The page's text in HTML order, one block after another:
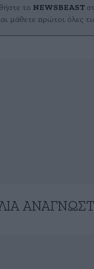
το NEWSBEAST
μάθετε πρώτοι όλες